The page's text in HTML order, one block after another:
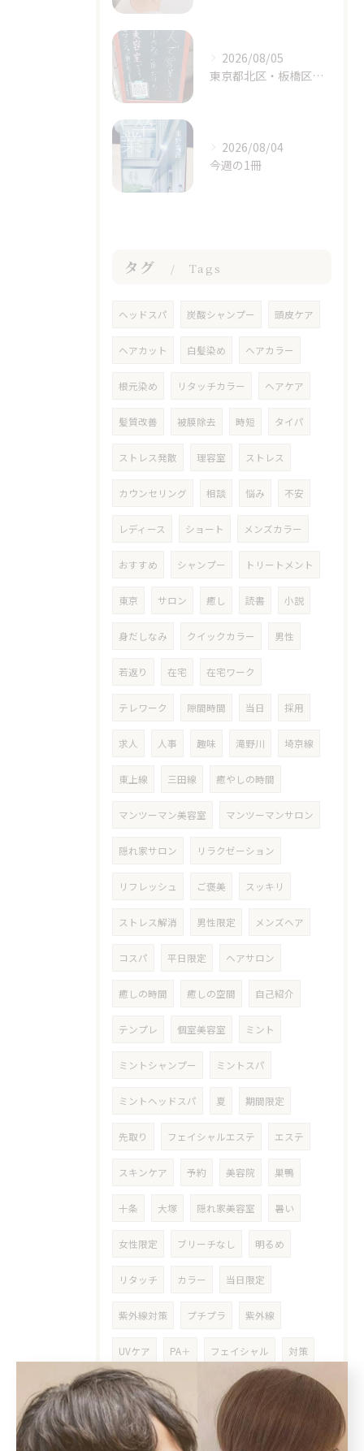
2026/08/05
東京都北区・板橋区でヘアマニキュアをお探しの方へ｜頭皮がしみる方のための白髪染めという選択肢
2026/08/04
今週の1冊
タグ Tags
ヘッドスパ 炭酸シャンプー 頭皮ケア
ヘアカット 白髪染め ヘアカラー
根元染め リタッチカラー ヘアケア
髪質改善 被膜除去 時短 タイパ
ストレス発散 理容室 ストレス
カウンセリング 相談 悩み 不安
レディース ショート メンズカラー
おすすめ シャンプー トリートメント
東京 サロン 癒し 読書 小説
身だしなみ クイックカラー 男性
若返り 在宅 在宅ワーク
テレワーク 隙間時間 当日 採用
求人 人事 趣味 滝野川 埼京線
東上線 三田線 癒やしの時間
マンツーマン美容室 マンツーマンサロン
隠れ家サロン リラクゼーション
リフレッシュ ご褒美 スッキリ
ストレス解消 男性限定 メンズヘア
コスパ 平日限定 ヘアサロン
癒しの時間 癒しの空間 自己紹介
テンプレ 個室美容室 ミント
ミントシャンプー ミントスパ
ミントヘッドスパ 夏 期間限定
先取り フェイシャルエステ エステ
スキンケア 予約 美容院 巣鴨
十条 大塚 隠れ家美容室 暑い
女性限定 ブリーチなし 明るめ
リタッチ カラー 当日限定
紫外線対策 プチプラ 紫外線
UVケア PA＋ フェイシャル 対策
爽快感 ひんやり 冷んやり
ステップトリートメント 湿気対策